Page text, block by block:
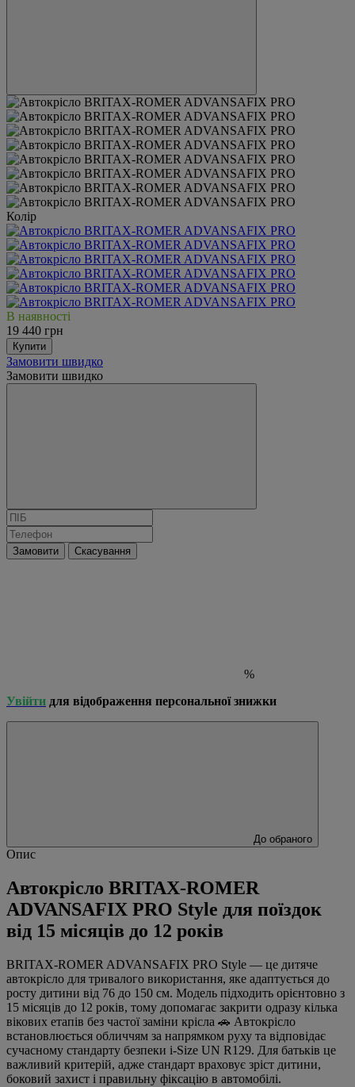
Колір
В наявності
19 440 грн
Купити
Замовити швидко
Замовити швидко
Замовити Скасування
%
Увійти для відображення персональної знижки
До обраного
Опис
Автокрісло BRITAX-ROMER
ADVANSAFIX PRO Style для поїздок
від 15 місяців до 12 років
BRITAX-ROMER ADVANSAFIX PRO Style — це дитяче
автокрісло для тривалого використання, яке адаптується до
росту дитини від 76 до 150 см. Модель підходить орієнтовно з
15 місяців до 12 років, тому допомагає закрити одразу кілька
вікових етапів без частої заміни крісла 🚗 Автокрісло
встановлюється обличчям за напрямком руху та відповідає
сучасному стандарту безпеки i-Size UN R129. Для батьків це
важливий критерій, адже стандарт враховує зріст дитини,
боковий захист і правильну фіксацію в автомобілі.